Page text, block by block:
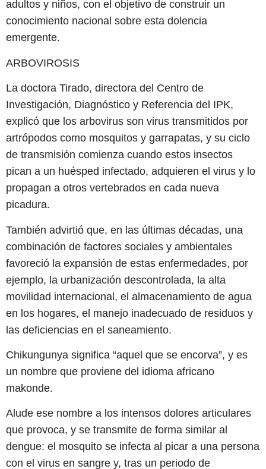
adultos y niños, con el objetivo de construir un
conocimiento nacional sobre esta dolencia
emergente.
ARBOVIROSIS
La doctora Tirado, directora del Centro de
Investigación, Diagnóstico y Referencia del IPK,
explicó que los arbovirus son virus transmitidos por
artrópodos como mosquitos y garrapatas, y su ciclo
de transmisión comienza cuando estos insectos
pican a un huésped infectado, adquieren el virus y lo
propagan a otros vertebrados en cada nueva
picadura.
También advirtió que, en las últimas décadas, una
combinación de factores sociales y ambientales
favoreció la expansión de estas enfermedades, por
ejemplo, la urbanización descontrolada, la alta
movilidad internacional, el almacenamiento de agua
en los hogares, el manejo inadecuado de residuos y
las deficiencias en el saneamiento.
Chikungunya significa “aquel que se encorva”, y es
un nombre que proviene del idioma africano
makonde.
Alude ese nombre a los intensos dolores articulares
que provoca, y se transmite de forma similar al
dengue: el mosquito se infecta al picar a una persona
con el virus en sangre y, tras un periodo de